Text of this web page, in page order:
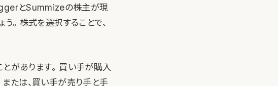
とSummizeの株主が現
。 株式を選択することで、
があります。 買い手が購入
たは、買い手が売り手と手